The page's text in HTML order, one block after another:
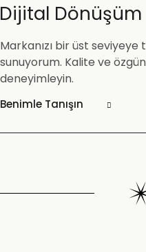
Dijital Dönüşüm
Markanızı bir üst
sunuyorum. Kalite ve
deneyimleyin.
Benimle Tanışın